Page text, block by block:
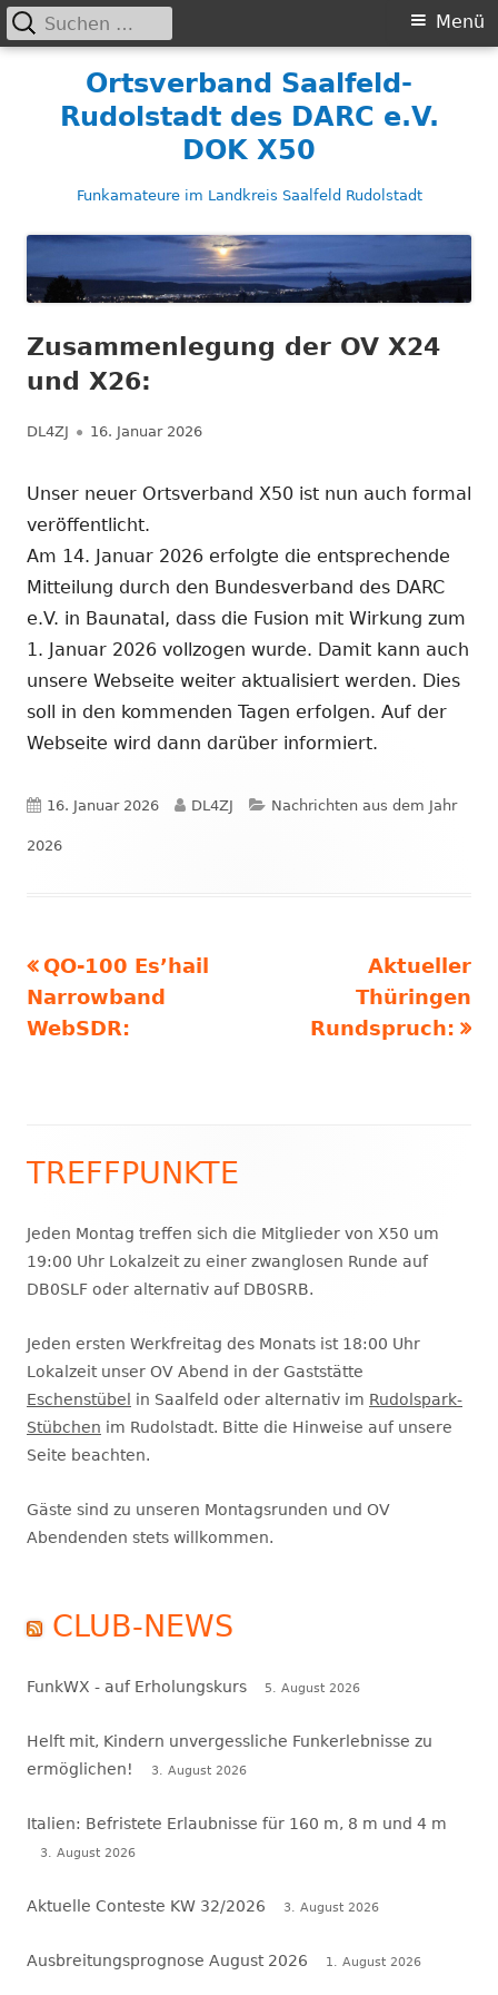
Ortsverband Saalfeld-
Rudolstadt des DARC e.V.
DOK X50
Funkamateure im Landkreis Saalfeld Rudolstadt
Primäres
Menü
Suchen
nach:
Zusammenlegung der OV X24
und X26:
Autor
DL4ZJ Veröffentlicht
16. Januar 2026
Unser neuer Ortsverband X50 ist nun auch formal
veröffentlicht.
Am 14. Januar 2026 erfolgte die entsprechende
Mitteilung durch den Bundesverband des DARC
e.V. in Baunatal, dass die Fusion mit Wirkung zum
1. Januar 2026 vollzogen wurde. Damit kann auch
unsere Webseite weiter aktualisiert werden. Dies
soll in den kommenden Tagen erfolgen. Auf der
Webseite wird dann darüber informiert.
Veröffentlicht
am
16. Januar 2026 Autor
DL4ZJ Kategorien
Nachrichten aus dem Jahr
2026
Beitragsnavigation
Vorheriger
Beitrag:
QO-100 Es’hail
Narrowband
WebSDR:
Nächster
Beitrag
Aktueller
Thüringen
Rundspruch:
Haupt-
Seitenleiste
TREFFPUNKTE
Jeden Montag treffen sich die Mitglieder von X50 um
19:00 Uhr Lokalzeit zu einer zwanglosen Runde auf
DB0SLF oder alternativ auf DB0SRB.
Jeden ersten Werkfreitag des Monats ist 18:00 Uhr
Lokalzeit unser OV Abend in der Gaststätte
Eschenstübel
in Saalfeld oder alternativ im Rudolspark-
Stübchen im Rudolstadt. Bitte die Hinweise auf unsere
Seite beachten.
Gäste sind zu unseren Montagsrunden und OV
Abendenden stets willkommen.
CLUB-NEWS
FunkWX - auf Erholungskurs 5. August 2026
Helft mit, Kindern unvergessliche Funkerlebnisse zu
ermöglichen!
3. August 2026
Italien: Befristete Erlaubnisse für 160 m, 8 m und 4 m
3. August 2026
Aktuelle Conteste KW 32/2026 3. August 2026
Ausbreitungsprognose August 2026 1. August 2026